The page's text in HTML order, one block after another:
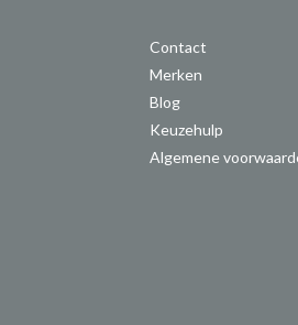
Contact
Merken
Blog
Keuzehulp
Algemene